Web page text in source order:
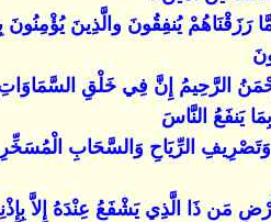
رَزَقْنَاهُمْ يُنفِقُونَ والَّذِينَ
الرَّحِيمُ إِنَّ فِي خَلْقِ السَّمَاوَاتِ
يَنفَعُ النَّاسَ
الرِّيَاحِ وَالسَّحَابِ
مَن ذَا الَّذِي يَشْفَعُ عِنْدَهُ إِلاَّ